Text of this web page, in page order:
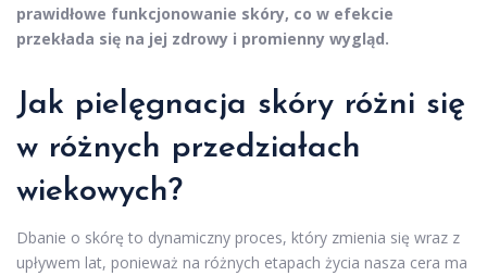
prawidłowe funkcjonowanie skóry, co w efekcie
przekłada się na jej zdrowy i promienny wygląd.
Jak pielęgnacja skóry różni się
w różnych przedziałach
wiekowych?
Dbanie o skórę to dynamiczny proces, który zmienia się wraz z
upływem lat, ponieważ na różnych etapach życia nasza cera ma